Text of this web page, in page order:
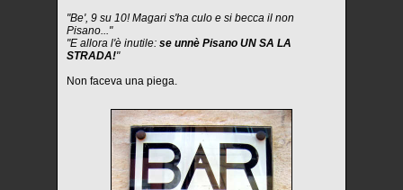
"Be', 9 su 10! Magari s'ha culo e si becca il non
Pisano..."
"E allora l'è inutile: se unnè Pisano UN SA LA
STRADA!"
Non faceva una piega.